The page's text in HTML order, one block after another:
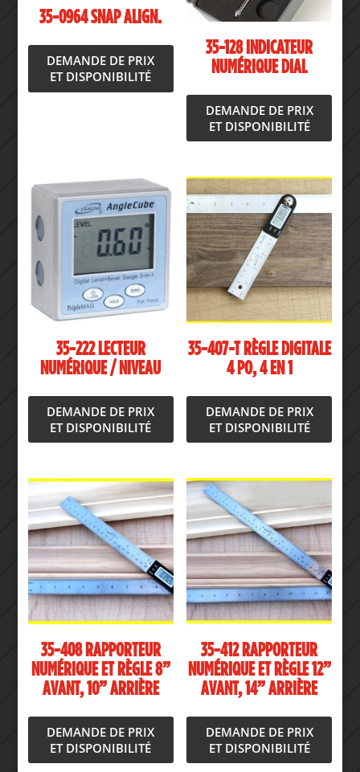
35-0964 SNAP ALIGN.
DEMANDE DE PRIX
ET DISPONIBILITÉ
35-128 INDICATEUR
NUMÉRIQUE DIAL
DEMANDE DE PRIX
ET DISPONIBILITÉ
35-222 LECTEUR
NUMÉRIQUE / NIVEAU
DEMANDE DE PRIX
ET DISPONIBILITÉ
35-407-T RÈGLE DIGITALE
4 PO, 4 EN 1
DEMANDE DE PRIX
ET DISPONIBILITÉ
35-408 RAPPORTEUR
NUMÉRIQUE ET RÈGLE 8”
AVANT, 10” ARRIÈRE
DEMANDE DE PRIX
ET DISPONIBILITÉ
35-412 RAPPORTEUR
NUMÉRIQUE ET RÈGLE 12”
AVANT, 14” ARRIÈRE
DEMANDE DE PRIX
ET DISPONIBILITÉ